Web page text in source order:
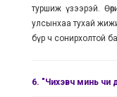
туршиж үзээрэй.
улсынхаа тухай
бүр ч сонирхолтой
6. "Чихэвч минь чи